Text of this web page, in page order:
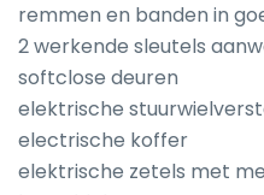
remmen en banden in
2 werkende sleutels
softclose deuren
elektrische
electrische koffer
elektrische zetels met